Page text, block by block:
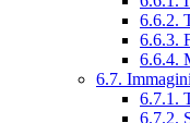
6.6.2.
6.6.3.
6.6.4.
6.7.
6.7.1.
6.7.2.